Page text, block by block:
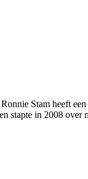
Stam heeft
stapte in 2008 over